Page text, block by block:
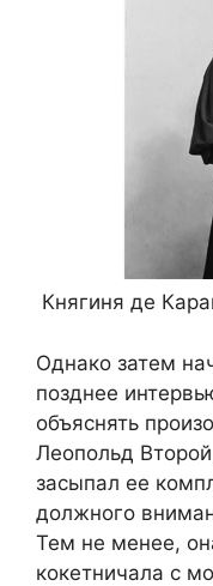
Княгиня де
Однако затем
позднее
объяснять
Леопольд
засыпал ее
должного
Тем не менее,
кокетничала с